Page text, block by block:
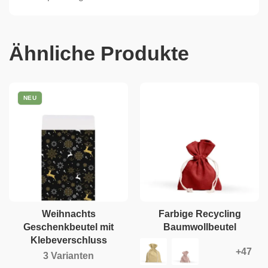
Ähnliche Produkte
NEU
Weihnachts
Geschenkbeutel mit
Klebeverschluss
3 Varianten
Farbige Recycling
Baumwollbeutel